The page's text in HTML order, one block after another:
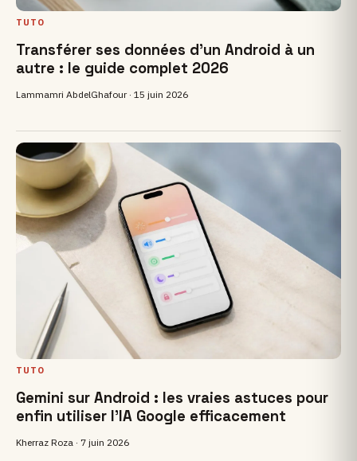
TUTO
Transférer ses données d'un Android à un
autre : le guide complet 2026
Lammamri AbdelGhafour ·15 juin 2026
TUTO
Gemini sur Android : les vraies astuces pour
enfin utiliser l’IA Google efficacement
Kherraz Roza ·7 juin 2026